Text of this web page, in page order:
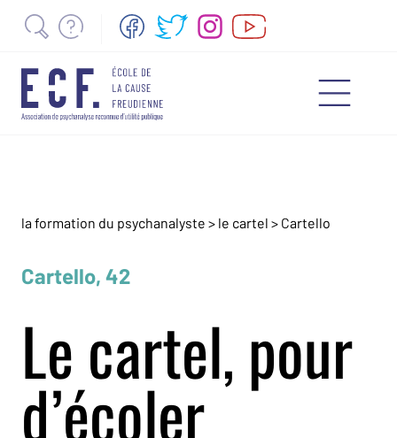
la formation du psychanalyste > le cartel > Cartello
Cartello, 42
Le cartel, pour
d’écoler